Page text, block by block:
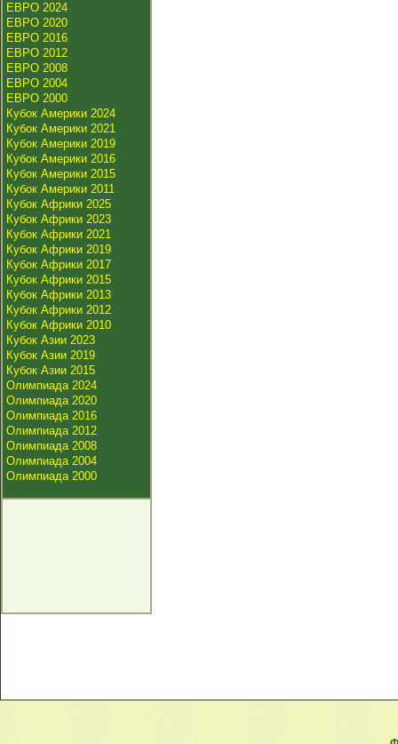
ЕВРО 2024
ЕВРО 2020
ЕВРО 2016
ЕВРО 2012
ЕВРО 2008
ЕВРО 2004
ЕВРО 2000
Кубок Америки 2024
Кубок Америки 2021
Кубок Америки 2019
Кубок Америки 2016
Кубок Америки 2015
Кубок Америки 2011
Кубок Африки 2025
Кубок Африки 2023
Кубок Африки 2021
Кубок Африки 2019
Кубок Африки 2017
Кубок Африки 2015
Кубок Африки 2013
Кубок Африки 2012
Кубок Африки 2010
Кубок Азии 2023
Кубок Азии 2019
Кубок Азии 2015
Олимпиада 2024
Олимпиада 2020
Олимпиада 2016
Олимпиада 2012
Олимпиада 2008
Олимпиада 2004
Олимпиада 2000